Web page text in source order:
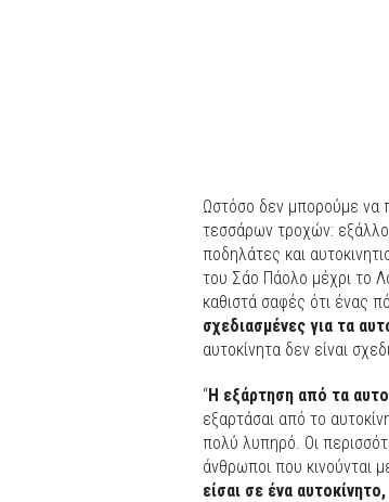
Ωστόσο δεν μπορούμε να
τεσσάρων τροχών:
ποδηλάτες και
του Σάο Πάολο μέχρι το
καθιστά σαφές ότι ένας
σχεδιασμένες για τα
αυτοκίνητα δεν είναι
“Η εξάρτηση από τα
εξαρτάσαι από το
πολύ λυπηρό. Οι
άνθρωποι που κινούνται
είσαι σε ένα